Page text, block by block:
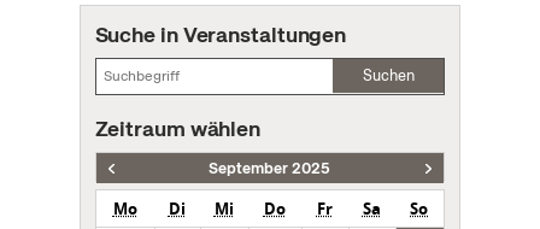
Suche in Veranstaltungen
Suchen
Zeitraum wählen
September 2025
Mo Di Mi Do Fr Sa
So